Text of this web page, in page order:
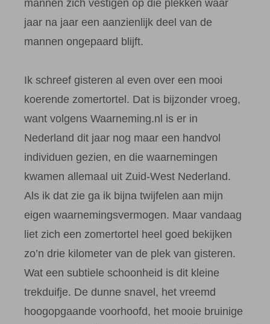
mannen zich vestigen op die plekken waar
jaar na jaar een aanzienlijk deel van de
mannen ongepaard blijft.
Ik schreef gisteren al even over een mooi
koerende zomertortel. Dat is bijzonder vroeg,
want volgens Waarneming.nl is er in
Nederland dit jaar nog maar een handvol
individuen gezien, en die waarnemingen
kwamen allemaal uit Zuid-West Nederland.
Als ik dat zie ga ik bijna twijfelen aan mijn
eigen waarnemingsvermogen. Maar vandaag
liet zich een zomertortel heel goed bekijken
zo’n drie kilometer van de plek van gisteren.
Wat een subtiele schoonheid is dit kleine
trekduifje. De dunne snavel, het vreemd
hoogopgaande voorhoofd, het mooie bruinige